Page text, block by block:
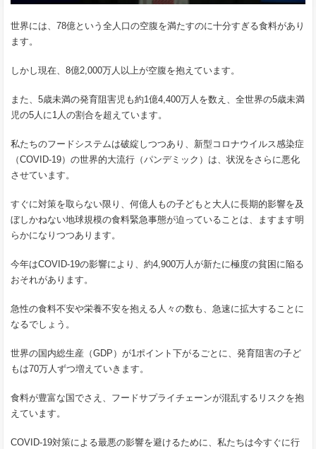
世界には、78億という全人口の空腹を満たすのに十分すぎる食料があり
ます。
しかし現在、8億2,000万人以上が空腹を抱えています。
また、5歳未満の発育阻害児も約1億4,400万人を数え、全世界の5歳未満
児の5人に1人の割合を超えています。
私たちのフードシステムは破綻しつつあり、新型コロナウイルス感染症
（COVID-19）の世界的大流行（パンデミック）は、状況をさらに悪化
させています。
すぐに対策を取らない限り、何億人もの子どもと大人に長期的影響を及
ぼしかねない地球規模の食料緊急事態が迫っていることは、ますます明
らかになりつつあります。
今年はCOVID-19の影響により、約4,900万人が新たに極度の貧困に陥る
おそれがあります。
急性の食料不安や栄養不安を抱える人々の数も、急速に拡大することに
なるでしょう。
世界の国内総生産（GDP）が1ポイント下がるごとに、発育阻害の子ど
もは70万人ずつ増えていきます。
食料が豊富な国でさえ、フードサプライチェーンが混乱するリスクを抱
えています。
COVID-19対策による最悪の影響を避けるために、私たちは今すぐに行